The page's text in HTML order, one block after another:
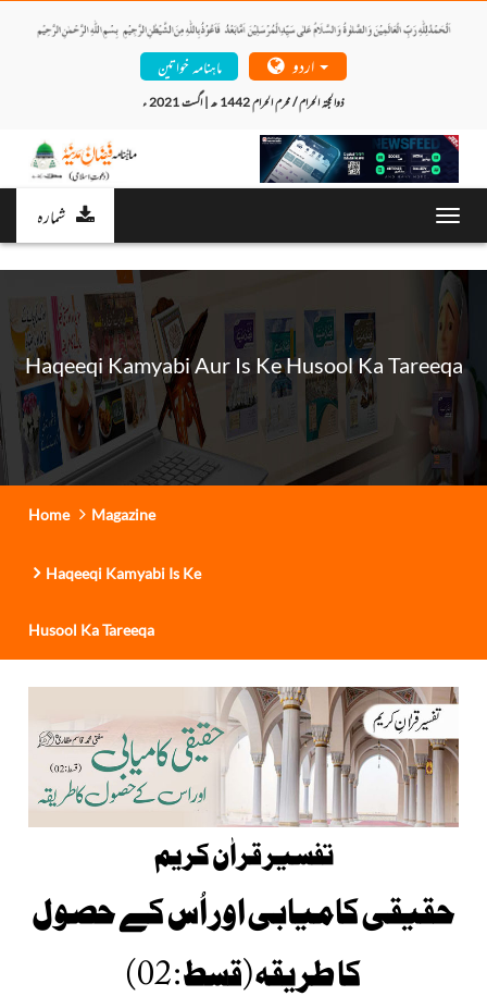
ماہنامہ خواتین
ذوالحجتہ الحرام / محرم الحرام 1442 ھ | اگست 2021 ء
شمارہ
Haqeeqi Kamyabi Aur Is Ke Husool Ka Tareeqa
Home Magazine
Haqeeqi Kamyabi Is Ke
Husool Ka Tareeqa
تفسیر قراٰن کریم
حقیقی کامیابی اور اُس کے حصول
کا طریقہ(قسط : 02)